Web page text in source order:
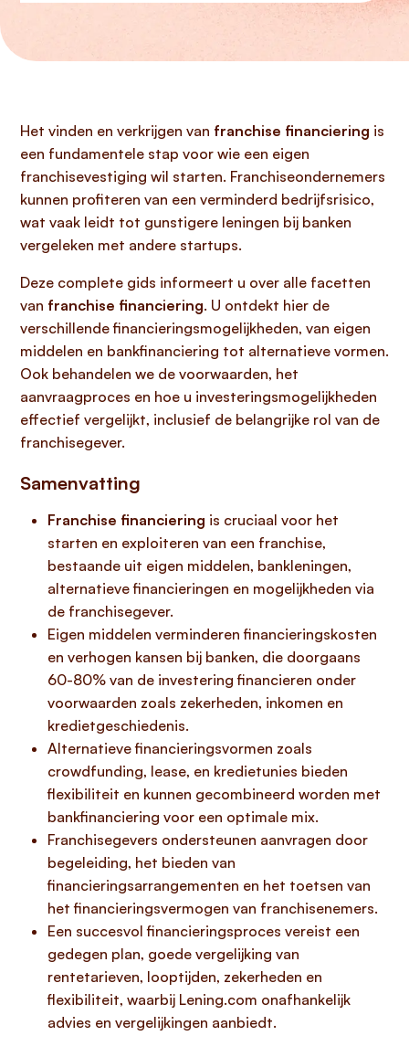
Het vinden en verkrijgen van franchise financiering is
een fundamentele stap voor wie een eigen
franchisevestiging wil starten. Franchiseondernemers
kunnen profiteren van een verminderd bedrijfsrisico,
wat vaak leidt tot gunstigere leningen bij banken
vergeleken met andere startups.
Deze complete gids informeert u over alle facetten
van franchise financiering. U ontdekt hier de
verschillende financieringsmogelijkheden, van eigen
middelen en bankfinanciering tot alternatieve vormen.
Ook behandelen we de voorwaarden, het
aanvraagproces en hoe u investeringsmogelijkheden
effectief vergelijkt, inclusief de belangrijke rol van de
franchisegever.
Samenvatting
Franchise financiering is cruciaal voor het
starten en exploiteren van een franchise,
bestaande uit eigen middelen, bankleningen,
alternatieve financieringen en mogelijkheden via
de franchisegever.
Eigen middelen verminderen financieringskosten
en verhogen kansen bij banken, die doorgaans
60-80% van de investering financieren onder
voorwaarden zoals zekerheden, inkomen en
kredietgeschiedenis.
Alternatieve financieringsvormen zoals
crowdfunding, lease, en kredietunies bieden
flexibiliteit en kunnen gecombineerd worden met
bankfinanciering voor een optimale mix.
Franchisegevers ondersteunen aanvragen door
begeleiding, het bieden van
financieringsarrangementen en het toetsen van
het financieringsvermogen van franchisenemers.
Een succesvol financieringsproces vereist een
gedegen plan, goede vergelijking van
rentetarieven, looptijden, zekerheden en
flexibiliteit, waarbij Lening.com onafhankelijk
advies en vergelijkingen aanbiedt.